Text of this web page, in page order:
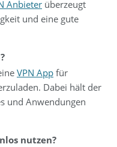
Anbieter überzeugt
und eine gute
VPN App für
Dabei hält der
und Anwendungen
nutzen?